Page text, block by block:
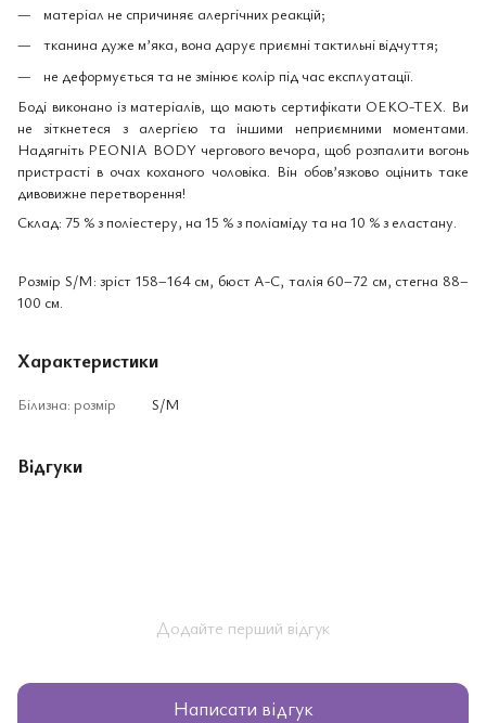
матеріал не спричиняє алергічних реакцій;
тканина дуже м’яка, вона дарує приємні тактильні відчуття;
не деформується та не змінює колір під час експлуатації.
Боді виконано із матеріалів, що мають сертифікати OEKO-TEX. Ви
не зіткнетеся з алергією та іншими неприємними моментами.
Надягніть PEONIA BODY чергового вечора, щоб розпалити вогонь
пристрасті в очах коханого чоловіка. Він обов’язково оцінить таке
дивовижне перетворення!
Склад: 75 % з поліестеру, на 15 % з поліаміду та на 10 % з еластану.
Розмір S/M: зріст 158–164 см, бюст А-С, талія 60–72 см, стегна 88–
100 см.
Характеристики
Білизна: розмір S/M
Відгуки
Додайте перший відгук
Написати відгук